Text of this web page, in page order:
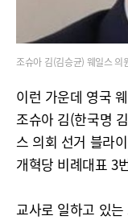
조슈아 김(김승균) 웨일스
이런 가운데 영국
조슈아 김(한국명
스 의회 선거 블라
개혁당 비례대표 3
교사로 일하고 있